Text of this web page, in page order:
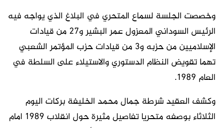
وخصصت الجلسة لسماع المتحري في البلاغ الذي يواجه فيه
الرئيس السوداني المعزول عمر البشير و27 من قيادات
الإسلاميين من حزبه و3 من قيادات حزب المؤتمر الشعبي
تهما تقويض النظام الدستوري والاستيلاء على السلطة في
العام 1989.
وكشف العقيد شرطة جمال محمد الخليفة بركات اليوم
الثلاثاء بوصفه متحريا تفاصيل مثيرة حول انقلاب 1989 امام